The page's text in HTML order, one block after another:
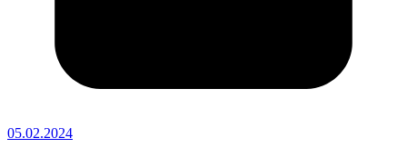
05.02.2024